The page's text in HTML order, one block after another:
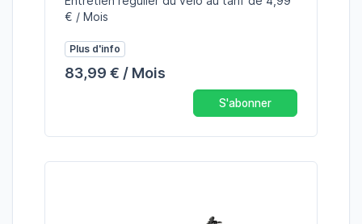
€ / Mois
Plus d'info
83,99 € / Mois
S'abonner